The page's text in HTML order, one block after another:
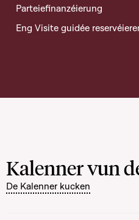
Parteiefinanzéierung
Eng Visite guidée
Kalenner vun
De Kalenner kucken